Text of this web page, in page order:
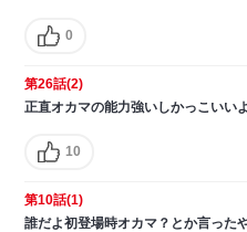
0
第26話(2)
正直オカマの能力強いしかっこいい
10
第10話(1)
誰だよ初登場時オカマ？とか言った